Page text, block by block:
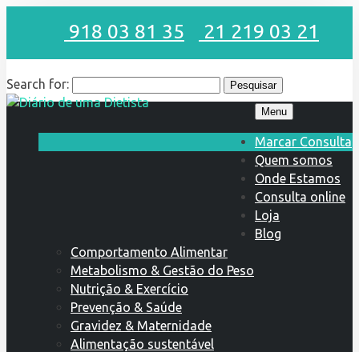
918 03 81 35 21 219 03 21
Search for:
Menu
Marcar Consulta
Quem somos
Onde Estamos
Consulta online
Loja
Blog
Comportamento Alimentar
Metabolismo & Gestão do Peso
Nutrição & Exercício
Prevenção & Saúde
Gravidez & Maternidade
Alimentação sustentável